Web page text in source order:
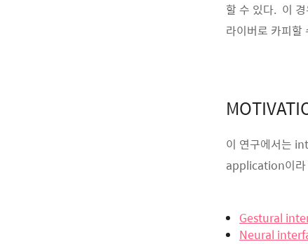
할 수 있다. 이
라이버로 카피할
이 연구에서는
application이라
Gestural
Neural